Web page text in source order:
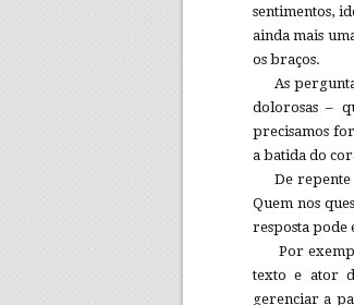
sentimentos,
ainda mais
os braços.
As
dolorosas –
precisamos
a batida do
De
Quem nos
resposta pode
Por
texto e ator
gerenciar a